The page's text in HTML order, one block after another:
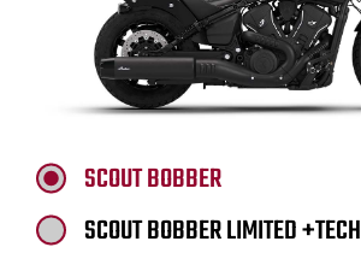
SCOUT BOBBER
SCOUT BOBBER LIMITED +TECH